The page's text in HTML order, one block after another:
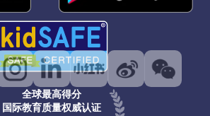
全球最高得分
国际教育质量权威认证